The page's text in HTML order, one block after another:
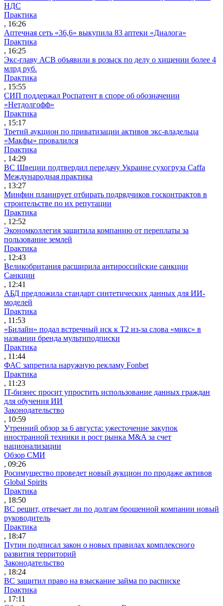
НДС
Практика
, 16:26
Аптечная сеть «36,6» выкупила 83 аптеки «Диалога»
Практика
, 16:25
Экс-главу АСВ объявили в розыск по делу о хищении более 4
млрд руб.
Практика
, 15:55
СИП поддержал Роспатент в споре об обозначении
«Нетдолгофф»
Практика
, 15:17
Третий аукцион по приватизации активов экс-владельца
«Макфы» провалился
Практика
, 14:29
ВС Швеции подтвердил передачу Украине сухогруза Caffa
Международная практика
, 13:27
Минфин планирует отбирать подрядчиков госконтрактов в
строительстве по их репутации
Практика
, 12:52
Экономколлегия защитила компанию от переплаты за
пользование землей
Практика
, 12:43
Великобритания расширила антироссийские санкции
Санкции
, 12:41
АБД предложила стандарт синтетических данных для ИИ-
моделей
Практика
, 11:53
«Билайн» подал встречный иск к Т2 из-за слова «микс» в
названии бренда мультиподписки
Практика
, 11:44
ФАС запретила наружную рекламу Fonbet
Практика
, 11:23
IT-бизнес просит упростить использование данных граждан
для обучения ИИ
Законодательство
, 10:59
Утренний обзор за 6 августа: ужесточение закупок
иностранной техники и рост рынка M&A за счет
национализации
Обзор СМИ
, 09:26
Росимущество проведет новый аукцион по продаже активов
Global Spirits
Практика
, 18:50
ВС решит, отвечает ли по долгам брошенной компании новый
руководитель
Практика
, 18:47
Путин подписал закон о новых правилах комплексного
развития территорий
Законодательство
, 18:24
ВС защитил право на взыскание займа по расписке
Практика
, 17:11